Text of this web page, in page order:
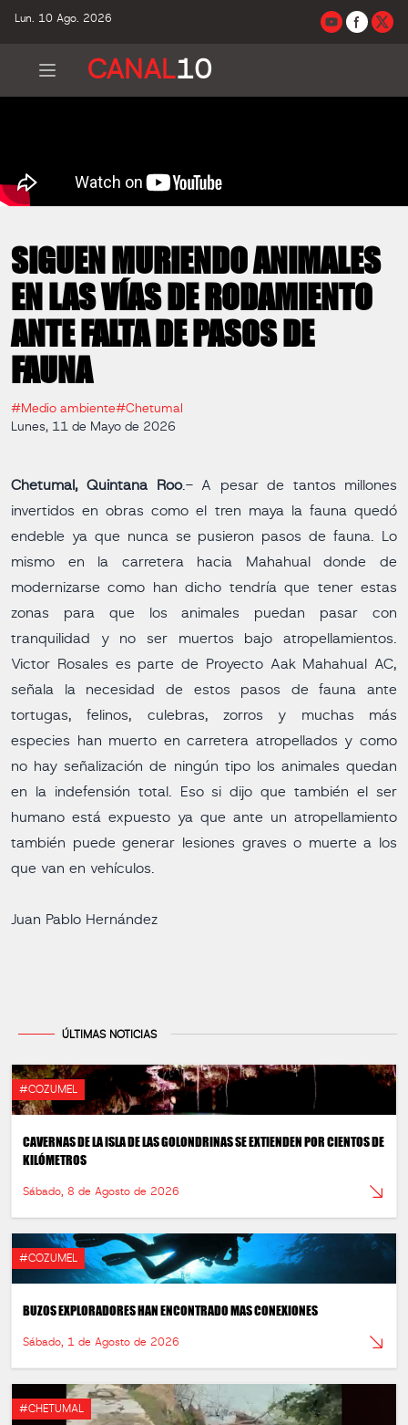
Lun. 10 Ago. 2026
CANAL10
SIGUEN MURIENDO ANIMALES
EN LAS VÍAS DE RODAMIENTO
ANTE FALTA DE PASOS DE
FAUNA
#Medio ambiente#Chetumal
Lunes, 11 de Mayo de 2026
Chetumal, Quintana Roo.- A pesar de tantos millones
invertidos en obras como el tren maya la fauna quedó
endeble ya que nunca se pusieron pasos de fauna. Lo
mismo en la carretera hacia Mahahual donde de
modernizarse como han dicho tendría que tener estas
zonas para que los animales puedan pasar con
tranquilidad y no ser muertos bajo atropellamientos.
Victor Rosales es parte de Proyecto Aak Mahahual AC,
señala la necesidad de estos pasos de fauna ante
tortugas, felinos, culebras, zorros y muchas más
especies han muerto en carretera atropellados y como
no hay señalización de ningún tipo los animales quedan
en la indefensión total. Eso si dijo que también el ser
humano está expuesto ya que ante un atropellamiento
también puede generar lesiones graves o muerte a los
que van en vehículos.
Juan Pablo Hernández
ÚLTIMAS NOTICIAS
#COZUMEL
CAVERNAS DE LA ISLA DE LAS GOLONDRINAS SE EXTIENDEN POR CIENTOS DE
KILÓMETROS
Sábado, 8 de Agosto de 2026
#COZUMEL
BUZOS EXPLORADORES HAN ENCONTRADO MAS CONEXIONES
Sábado, 1 de Agosto de 2026
#CHETUMAL